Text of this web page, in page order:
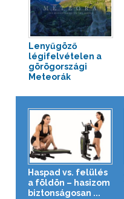
Lenyűgöző
légifelvételen a
görögországi
Meteorák
Haspad vs. felülés
a földön – hasizom
biztonságosan ...